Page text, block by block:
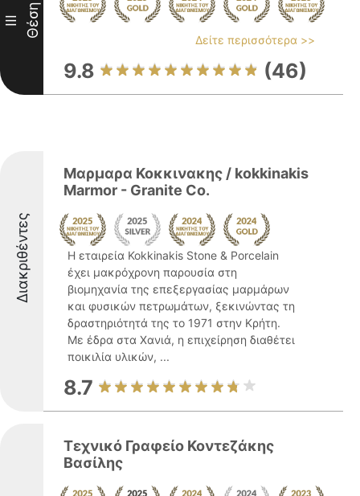
III Θέση
Δείτε περισσότερα >>
9.8 (46)
Διακριθέντες
Μαρμαρα Κοκκινακης / kokkinakis
Marmor - Granite Co.
Η εταιρεία Kokkinakis Stone & Porcelain
έχει μακρόχρονη παρουσία στη
βιομηχανία της επεξεργασίας μαρμάρων
και φυσικών πετρωμάτων, ξεκινώντας τη
δραστηριότητά της το 1971 στην Κρήτη.
Με έδρα στα Χανιά, η επιχείρηση διαθέτει
ποικιλία υλικών, ...
8.7
Τεχνικό Γραφείο Κοντεζάκης
Βασίλης